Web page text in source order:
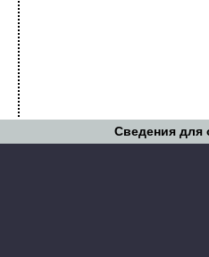
Сведения для